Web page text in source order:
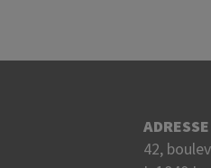
ADRESSE
42,